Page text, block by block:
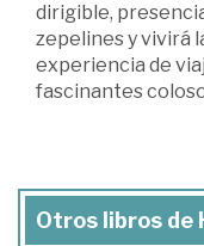
dirigible,
zepelines y vivirá
experiencia de
fascinantes
Otros libros de